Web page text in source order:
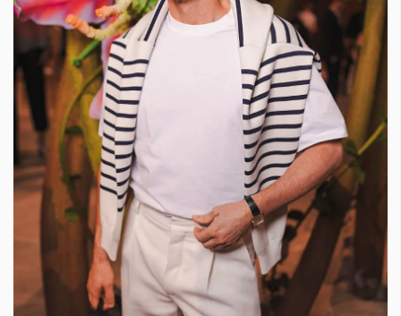
СЛЕДВАЙТЕ НИ
Facebook Instagram Twitter
Pinterest
YouTube
Spotify Soundcloud
Ако нашият сайт ви харесва, можете да се абонирате за
седмичния ни нюзлетър тук:
© 2026, HighViewArt | Всички права запазени